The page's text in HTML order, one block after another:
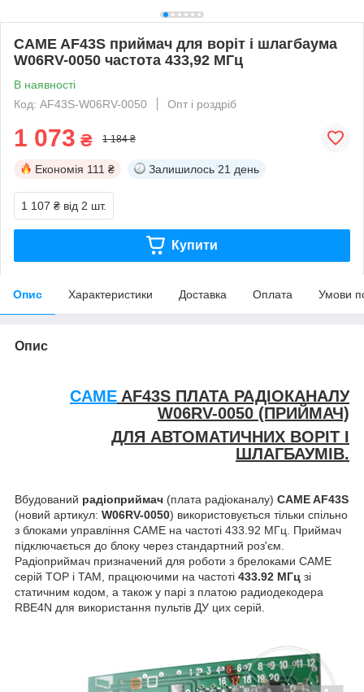
CAME AF43S приймач для воріт і шлагбаума
W06RV-0050 частота 433,92 МГц
В наявності
Код: AF43S-W06RV-0050
Опт і роздріб
1 073 ₴ 1 184 ₴
Економія 111 ₴ Залишилось 21 день
1 107 ₴ від 2 шт.
Купити
Опис Характеристики Доставка Оплата Умови
Опис
CAME AF43S ПЛАТА РАДІОКАНАЛУ
W06RV-0050 (ПРИЙМАЧ)
ДЛЯ АВТОМАТИЧНИХ ВОРІТ І
ШЛАГБАУМІВ.
Вбудований радіоприймач (плата радіоканалу) CAME AF43S
(новий артикул: W06RV-0050) використовується тільки спільно
з блоками управління CAME на частоті 433.92 МГц . Приймач
підключається до блоку через стандартний роз'єм.
Радіоприймач призначений для роботи з брелоками CAME
серій TOP і TAM, працюючими на частоті 433.92 МГц зі
статичним кодом, а також у парі з платою радиодекодера
RBE4N для використання пультів ДУ цих серій.